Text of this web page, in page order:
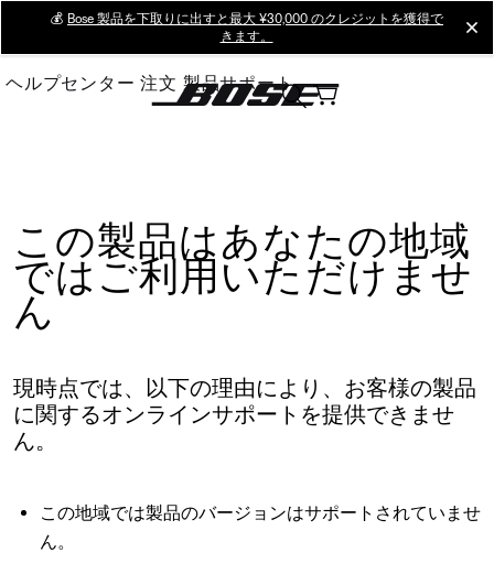
Main
💰 Bose 製品を下取りに出すと最大 ¥30,000 のクレジットを獲得で
きます。
ヘルプセンター 注文 製品サポート
この製品はあなたの地域
ではご利用いただけませ
ん
現時点では、以下の理由により、お客様の製品
に関するオンラインサポートを提供できませ
ん。
この地域では製品のバージョンはサポートされていませ
ん。